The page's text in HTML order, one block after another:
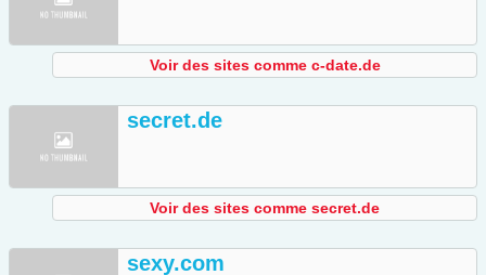
Voir des sites comme c-date.de
secret.de
Voir des sites comme secret.de
sexy.com